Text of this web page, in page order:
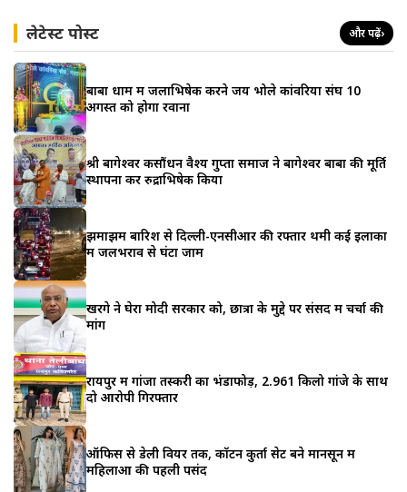
लेटेस्ट पोस्ट और पढ़ें›
बाबा धाम में जलाभिषेक करने जय भोले कांवरिया संघ 10
अगस्त को होगा रवाना
श्री बागेश्वर कसौंधन वैश्य गुप्ता समाज ने बागेश्वर बाबा की मूर्ति
स्थापना कर रुद्राभिषेक किया
झमाझम बारिश से दिल्ली-एनसीआर की रफ्तार थमी कई इलाकों
में जलभराव से घंटों जाम
खरगे ने घेरा मोदी सरकार को, छात्रों के मुद्दे पर संसद में चर्चा की
मांग
रायपुर में गांजा तस्करी का भंडाफोड़, 2.961 किलो गांजे के साथ
दो आरोपी गिरफ्तार
ऑफिस से डेली वियर तक, कॉटन कुर्ता सेट बने मानसून में
महिलाओं की पहली पसंद